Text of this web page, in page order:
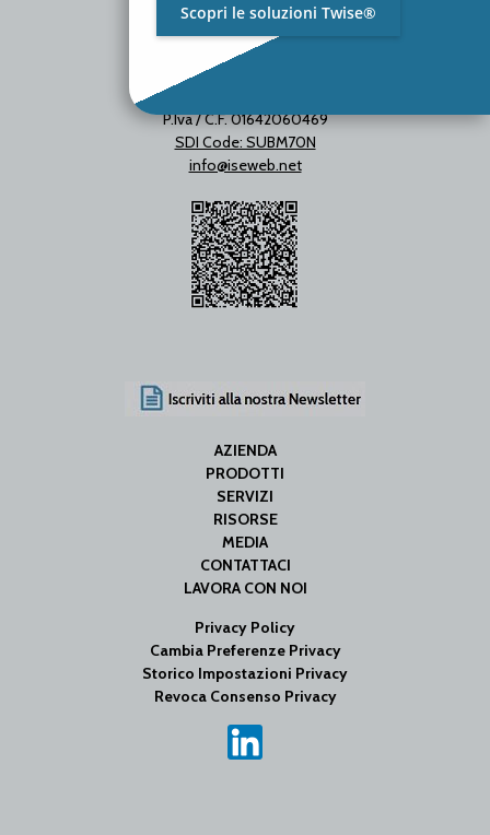
P.Iva / C.F. 01642060469
SDI Code: SUBM70N
info@iseweb.net
AZIENDA
PRODOTTI
SERVIZI
RISORSE
MEDIA
CONTATTACI
LAVORA CON NOI
Privacy Policy
Cambia Preferenze Privacy
Storico Impostazioni Privacy
Revoca Consenso Privacy
Scopri le soluzioni Twise®